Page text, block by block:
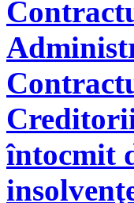
întocmit